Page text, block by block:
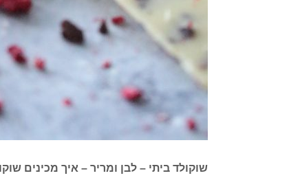
שוקולד ביתי – לבן ומריר – איך מכינים